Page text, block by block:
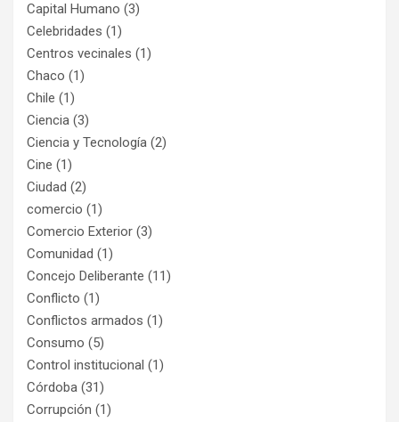
Capital Humano (3)
Celebridades (1)
Centros vecinales (1)
Chaco (1)
Chile (1)
Ciencia (3)
Ciencia y Tecnología (2)
Cine (1)
Ciudad (2)
comercio (1)
Comercio Exterior (3)
Comunidad (1)
Concejo Deliberante (11)
Conflicto (1)
Conflictos armados (1)
Consumo (5)
Control institucional (1)
Córdoba (31)
Corrupción (1)